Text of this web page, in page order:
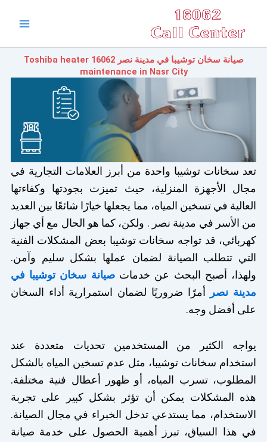
المحتوى
صيانة سخان توشيبا في مدينة نصر 16062 Toshiba heater
maintenance in Nasr City
تعد سخانات توشيبا واحدة من أبرز العلامات التجارية في
مجال الأجهزة المنزلية، حيث تميزت بجودتها وكفاءتها
العالية في تسخين المياه، مما يجعلها خيارًا شائعًا بين العديد
من الأسر في مدينة نصر . ولكن، كما هو الحال مع أي جهاز
كهربائي، قد تواجه سخانات توشيبا بعض المشكلات الفنية
التي تتطلب الصيانة لضمان عملها بشكل سليم وآمن.
ولهذا، أصبح البحث عن خدماتصيانة سخان توشيبا في
مدينة نصر أمرًا ضروريًا لضمان استمرارية أداء السخان
على أفضل وجه.
يواجه الكثير من المستخدمين تحديات متعددة عند
استخدام سخانات توشيبا، مثل عدم تسخين المياه بالشكل
المطلوب، تسرب المياه، أو ظهور أعطال فنية مختلفة.
هذه المشكلات يمكن أن تؤثر بشكل كبير على تجربة
الاستخدام، مما يستدعي تدخل الخبراء في مجال الصيانة.
في هذا السياق، تبرز أهمية الحصول على خدمة صيانة